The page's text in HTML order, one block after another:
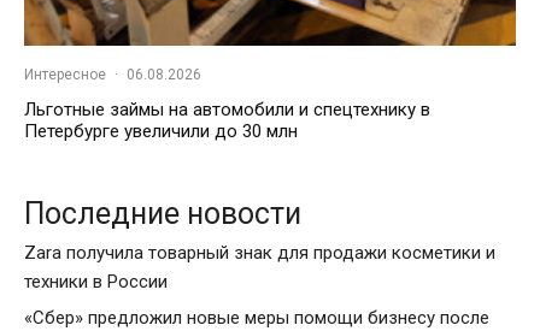
Интересное · 06.08.2026
Льготные займы на автомобили и спецтехнику в
Петербурге увеличили до 30 млн
Последние новости
Zara получила товарный знак для продажи косметики и
техники в России
«Сбер» предложил новые меры помощи бизнесу после